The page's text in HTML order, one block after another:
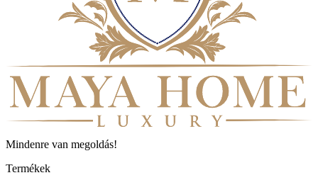
Mindenre van megoldás!
Termékek